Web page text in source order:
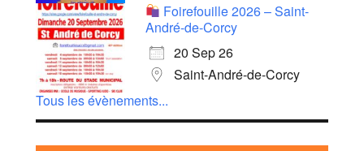
Foirefouille 2026 – Saint-
André-de-Corcy
20 Sep 26
Saint-André-de-Corcy
Tous les évènements...